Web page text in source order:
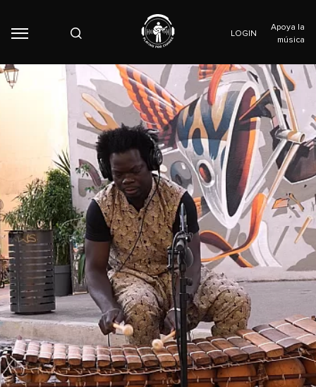
LOGIN
Apoya la
música